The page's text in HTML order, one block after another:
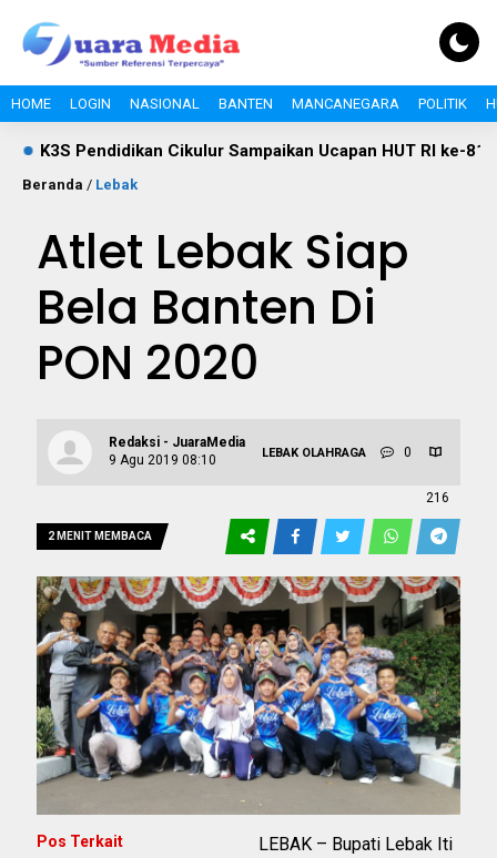
HOME LOGIN NASIONAL BANTEN MANCANEGARA POLITIK
Cikulur Sampaikan Ucapan HUT RI ke-81, Dorong
Beranda / Lebak
Atlet Lebak Siap
Bela Banten Di
PON 2020
Redaksi - JuaraMedia
9 Agu 2019 08:10
LEBAK OLAHRAGA 0
216
2 MENIT MEMBACA
LEBAK – Bupati Lebak Iti
Pos Terkait